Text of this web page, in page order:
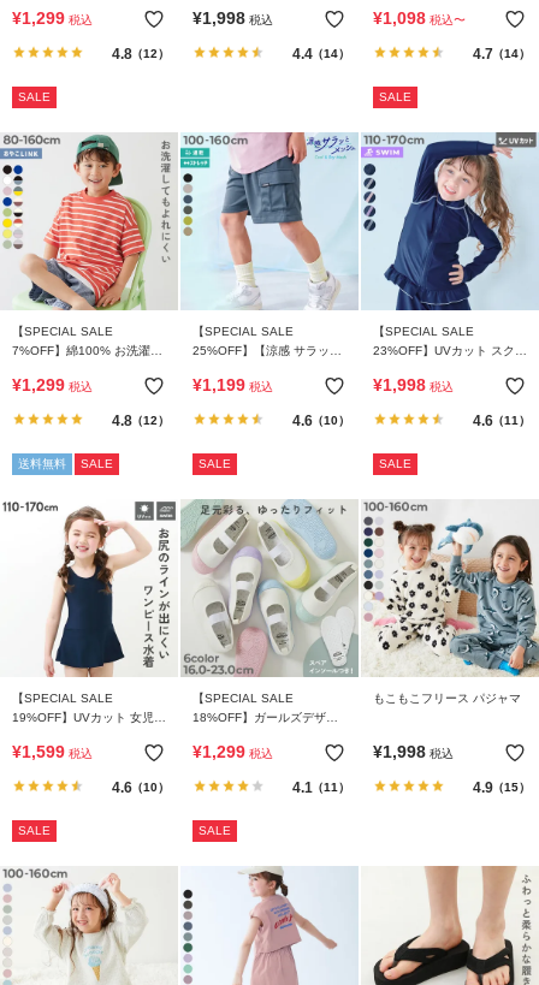
パンツ
¥1,299 税込
4.8（12）
SALE
¥1,998 税込
4.4（14）
ジャマ
¥1,098 税込〜
4.7（14）
SALE
【SPECIAL SALE
7%OFF】綿100% お洗濯し
エット ボーダー 半袖Tシャ
¥1,299 税込
4.8（12）
送料無料 SALE
【SPECIAL SALE
25%OFF】【涼感 サラッと
ンツ
¥1,199 税込
4.6（10）
SALE
【SPECIAL SALE
23%OFF】UVカット スクー
ード
¥1,998 税込
4.6（11）
SALE
【SPECIAL SALE
19%OFF】UVカット 女児
¥1,599 税込
4.6（10）
SALE
【SPECIAL SALE
18%OFF】ガールズデザイ
(上靴) インソール2枚付き
¥1,299 税込
4.1 （11）
SALE
もこもこフリース パジャマ
¥1,998 税込
4.9（15）